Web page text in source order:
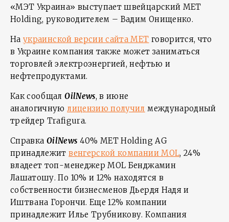
«МЭТ Украина» выступает швейцарский MET
Holding, руководителем – Вадим Онищенко.
Наукраинской версии сайта MET говорится, что
в Украине компания также может заниматься
торговлей электроэнергией, нефтью и
нефтепродуктами.
Как сообщалOilNews, в июне
аналогичнуюлицензию получил международный
трейдер Trafigura.
Справка OilNews 40% MET Holding AG
принадлежитвенгерской компании MOL, 24%
владеет топ-менеджер MOL Бенджамин
Лашатошу. По 10% и 12% находятся в
собственности бизнесменов Дьердя Надя и
Иштвана Горончи. Еще 12% компании
принадлежит Илье Трубникову. Компания